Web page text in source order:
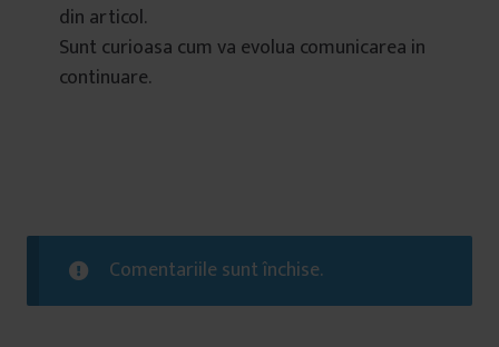
din articol.
Sunt curioasa cum va evolua comunicarea in
continuare.
Comentariile sunt închise.